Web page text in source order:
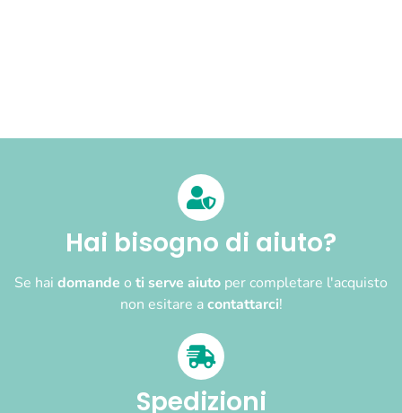
Hai bisogno di aiuto?
Se hai domande o ti serve aiuto per completare l'acquisto
non esitare acontattarci!
Spedizioni